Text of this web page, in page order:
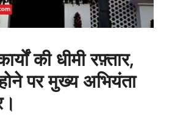
की धीमी रफ़्तार,
पर मुख्य अभियंता